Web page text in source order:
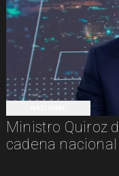
Ministro Quiroz
cadena nacional